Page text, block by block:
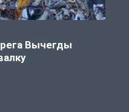
Вычегды